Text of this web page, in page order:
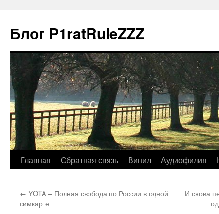
Блог P1ratRuleZZZ
Главная Обратная связь Винил Аудиофилия
← YOTA – Полная свобода по России в одной
симкарте
И снова